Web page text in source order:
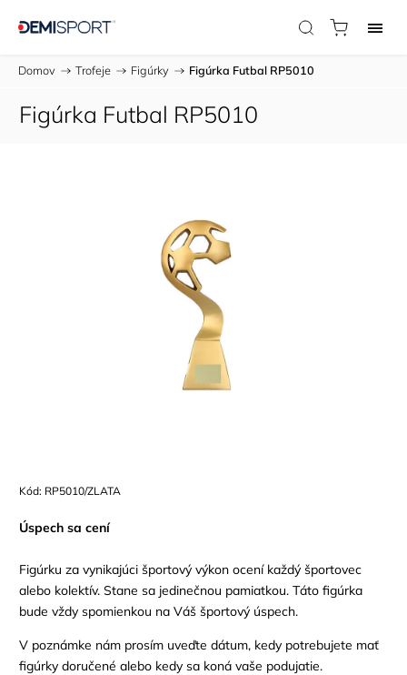
Domov / Trofeje / Figúrky / Figúrka Futbal RP5010
Figúrka Futbal RP5010
Kód: RP5010/ZLATA
Úspech sa cení
Figúrku za vynikajúci športový výkon ocení každý športovec
alebo kolektív. Stane sa jedinečnou pamiatkou. Táto figúrka
bude vždy spomienkou na Váš športový úspech.
V poznámke nám prosím uveďte dátum, kedy potrebujete mať
figúrky doručené alebo kedy sa koná vaše podujatie.